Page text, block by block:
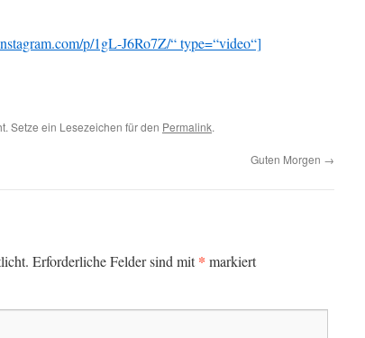
p/1gL-J6Ro7Z/“ type=“video“]
Setze ein Lesezeichen für den Permalink.
Guten Morgen →
Erforderliche Felder sind mit* markiert